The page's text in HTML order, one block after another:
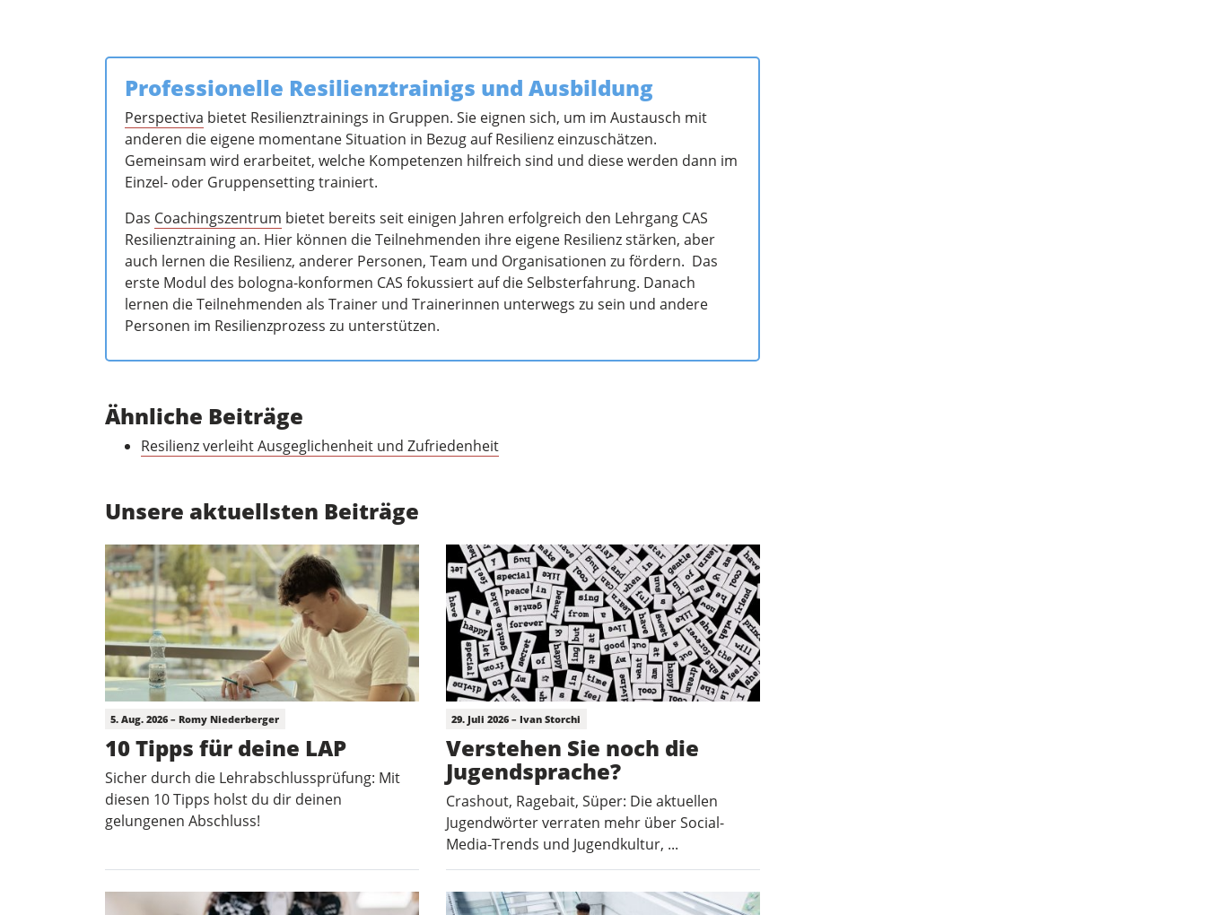
Professionelle Resilienztrainigs und Ausbildung
Perspectiva bietet Resilienztrainings in Gruppen. Sie eignen sich, um im Austausch mit
anderen die eigene momentane Situation in Bezug auf Resilienz einzuschätzen.
Gemeinsam wird erarbeitet, welche Kompetenzen hilfreich sind und diese werden dann im
Einzel- oder Gruppensetting trainiert.
Das Coachingszentrum bietet bereits seit einigen Jahren erfolgreich den Lehrgang CAS
Resilienztraining an. Hier können die Teilnehmenden ihre eigene Resilienz stärken, aber
auch lernen die Resilienz, anderer Personen, Team und Organisationen zu fördern. Das
erste Modul des bologna-konformen CAS fokussiert auf die Selbsterfahrung. Danach
lernen die Teilnehmenden als Trainer und Trainerinnen unterwegs zu sein und andere
Personen im Resilienzprozess zu unterstützen.
Ähnliche Beiträge
Resilienz verleiht Ausgeglichenheit und Zufriedenheit
Unsere aktuellsten Beiträge
5. Aug. 2026 – Romy Niederberger
10 Tipps für deine LAP
Sicher durch die Lehrabschlussprüfung: Mit
diesen 10 Tipps holst du dir deinen
gelungenen Abschluss!
29. Juli 2026 – Ivan Storchi
Verstehen Sie noch die
Jugendsprache?
Crashout, Ragebait, Süper: Die aktuellen
Jugendwörter verraten mehr über Social-
Media-Trends und Jugendkultur, ...